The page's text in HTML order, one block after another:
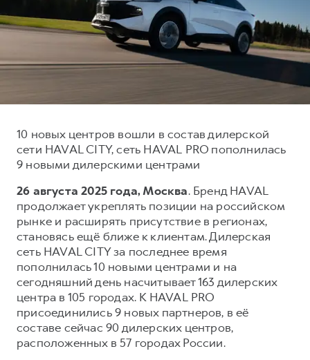
от 3 199 000 ₽
DARGO X
от 3 499 000 ₽
F7 F7X
от 3 449 000 ₽
Тест-драйв
Страхование
Кредит
КОРПОРАТИВНЫМ КЛИЕНТАМ
Для малого бизнеса
Корпоративным клиентам
Крупным корпоративным клиентам
Система управления автопарком
Сервис для корпоративных клиентов
HAVAL Лизинг
СЕРВИСНОЕ ОБСЛУЖИВАНИЕ
Программа «Помощь на дороге»
ПОДДЕРЖКА
Гарантия HAVAL
Мобильное приложение GWM
Программа «HAVAL Защита+»
Руководства по эксплуатации
Подписки
АКСЕССУАРЫ HAVAL
Наша команда
Контакты
10 новых центров вошли в состав дилерской
сети HAVAL CITY, сеть HAVAL PRO пополнилась
9 новыми дилерскими центрами
26 августа 2025 года, Москва. Бренд HAVAL
продолжает укреплять позиции на российском
рынке и расширять присутствие в регионах,
становясь ещё ближе к клиентам. Дилерская
сеть HAVAL CITY за последнее время
пополнилась 10 новыми центрами и на
сегодняшний день насчитывает 163 дилерских
центра в 105 городах. К HAVAL PRO
присоединились 9 новых партнеров, в её
составе сейчас 90 дилерских центров,
расположенных в 57 городах России.